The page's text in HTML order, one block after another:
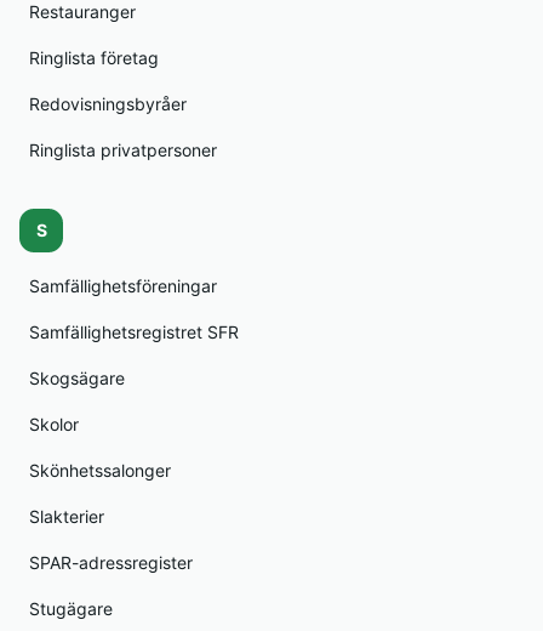
Restauranger
Ringlista företag
Redovisningsbyråer
Ringlista privatpersoner
S
Samfällighetsföreningar
Samfällighetsregistret SFR
Skogsägare
Skolor
Skönhetssalonger
Slakterier
SPAR-adressregister
Stugägare